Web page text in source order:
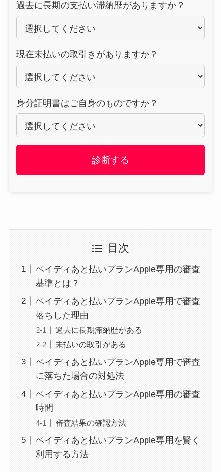
過去に長期の支払い滞納歴がありますか？
現在未払いの取引きがありますか？
身分証明書はご自身のものですか？
診断する
目次
ペイディあと払いプランApple専用の審査
基準とは？
ペイディあと払いプランApple専用で審査
落ちした理由
過去に長期滞納歴がある
未払いの取引がある
ペイディあと払いプランApple専用で審査
に落ちた場合の対処法
ペイディあと払いプランApple専用の審査
時間
審査結果の確認方法
ペイディあと払いプランApple専用を賢く
利用する方法